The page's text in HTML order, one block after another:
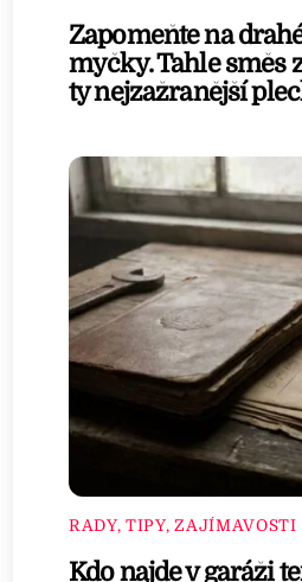
Zapomeňte na
myčky. Tahle směs
ty nejzažranější
RADY, TIPY, ZAJÍMAVOSTI
Kdo najde v garáži